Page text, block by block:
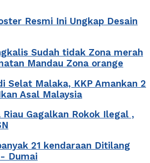
Resmi Ini Ungkap Desain
Sudah tidak Zona merah
Mandau Zona orange
Selat Malaka, KKP Amankan 2
Asal Malaysia
Riau Gagalkan Rokok Ilegal ,
21 kendaraan Ditilang
Dumai